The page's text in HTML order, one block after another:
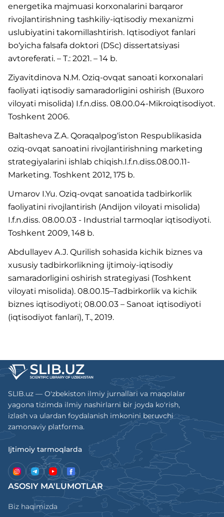
energetika majmuasi korxonalarini barqaror
rivojlantirishning tashkiliy-iqtisodiy mexanizmi
uslubiyatini takomillashtirish. Iqtisodiyot fanlari
bo‘yicha falsafa doktori (DSc) dissertatsiyasi
avtoreferati. – T.: 2021. – 14 b.
Ziyavitdinova N.M. Oziq-ovqat sanoati korxonalari
faoliyati iqtisodiy samaradorligini oshirish (Buxoro
viloyati misolida) I.f.n.diss. 08.00.04-Mikroiqtisodiyot.
Toshkent 2006.
Baltasheva Z.A. Qoraqalpog‘iston Respublikasida
oziq-ovqat sanoatini rivojlantirishning marketing
strategiyalarini ishlab chiqish.I.f.n.diss.08.00.11-
Marketing. Toshkent 2012, 175 b.
Umarov I.Yu. Oziq-ovqat sanoatida tadbirkorlik
faoliyatini rivojlantirish (Andijon viloyati misolida)
I.f.n.diss. 08.00.03 - Industrial tarmoqlar iqtisodiyoti.
Toshkent 2009, 148 b.
Abdullayev A.J. Qurilish sohasida kichik biznes va
xususiy tadbirkorlikning ijtimoiy-iqtisodiy
samaradorligini oshirish strategiyasi (Toshkent
viloyati misolida). 08.00.15–Tadbirkorlik va kichik
biznes iqtisodiyoti; 08.00.03 – Sanoat iqtisodiyoti
(iqtisodiyot fanlari), T., 2019.
SLIB.uz — O'zbekiston ilmiy jurnallari va maqolalar
yagona tizimda ilmiy nashirlarni bir joyda ko'rish,
izlash va ulardan foydalanish imkonini beruvchi
zamonaviy platforma.
Ijtimoiy tarmoqlarda
ASOSIY MA'LUMOTLAR
Biz haqimizda